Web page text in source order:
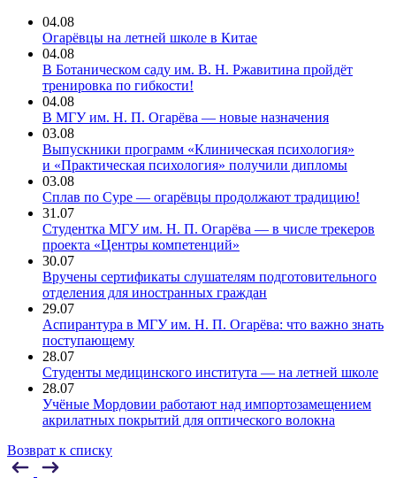
04.08
Огарёвцы на летней школе в Китае
04.08
В Ботаническом саду им. В. Н. Ржавитина пройдёт
тренировка по гибкости!
04.08
В МГУ им. Н. П. Огарёва — новые назначения
03.08
Выпускники программ «Клиническая психология»
и «Практическая психология» получили дипломы
03.08
Сплав по Суре — огарёвцы продолжают традицию!
31.07
Студентка МГУ им. Н. П. Огарёва — в числе трекеров
проекта «Центры компетенций»
30.07
Вручены сертификаты слушателям подготовительного
отделения для иностранных граждан
29.07
Аспирантура в МГУ им. Н. П. Огарёва: что важно знать
поступающему
28.07
Студенты медицинского института — на летней школе
28.07
Учёные Мордовии работают над импортозамещением
акрилатных покрытий для оптического волокна
Возврат к списку